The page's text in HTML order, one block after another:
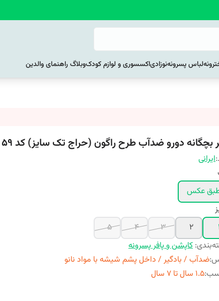
لباس پسرونهنوزادیاکسسوری و لوازم کودکوبلاگ راهنمای والدین
بچگانه دورو ضدآب طرح راگون (حراج تک سایز) کد ۵۹
ایرانی
عکس
2
3
4
5
: کاپشن و پافر پسرونه
:ضدآب / بادگیر / داخل پشم شیشه با مواد نانو
:1.5 سال تا 7 سال